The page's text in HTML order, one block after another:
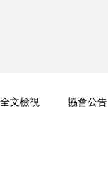
全文檢視 協會公告